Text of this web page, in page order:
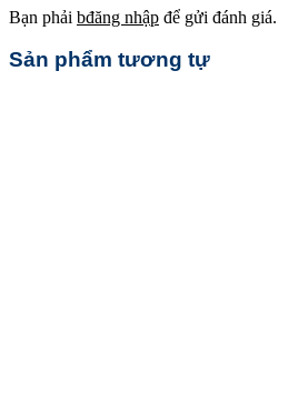
Bạn phải bđăng nhập để gửi đánh giá.
Sản phẩm tương tự